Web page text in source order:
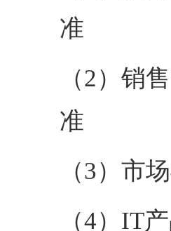
准
（2）销售
准
（3） 市
（4） IT